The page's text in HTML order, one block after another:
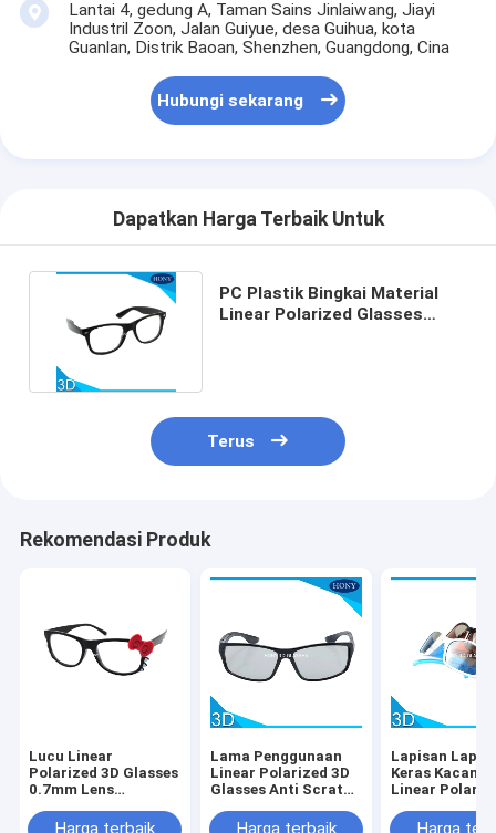
Lantai 4, gedung A, Taman Sains Jinlaiwang, Jiayi
Industril Zoon, Jalan Guiyue, desa Guihua, kota
Guanlan, Distrik Baoan, Shenzhen, Guangdong, Cina
Hubungi sekarang
Dapatkan Harga Terbaik Untuk
PC Plastik Bingkai Material
Linear Polarized Glasses
Terus
Rekomendasi Produk
Lucu Linear
Polarized 3D Glasses
0.7mm Lens
Untuk IMAX Sytem
Lama Penggunaan
Linear Polarized 3D
Glasses Anti Scratch
Lapisan
Keras
Linear
/ Oranye